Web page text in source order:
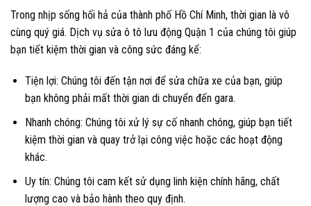
Trong nhịp sống hối hả của thành phố Hồ Chí Minh, thời gian là vô
cùng quý giá. Dịch vụ sửa ô tô lưu động Quận 1 của chúng tôi giúp
bạn tiết kiệm thời gian và công sức đáng kể:
Tiện lợi: Chúng tôi đến tận nơi để sửa chữa xe của bạn, giúp
bạn không phải mất thời gian di chuyển đến gara.
Nhanh chóng: Chúng tôi xử lý sự cố nhanh chóng, giúp bạn tiết
kiệm thời gian và quay trở lại công việc hoặc các hoạt động
khác.
Uy tín: Chúng tôi cam kết sử dụng linh kiện chính hãng, chất
lượng cao và bảo hành theo quy định.